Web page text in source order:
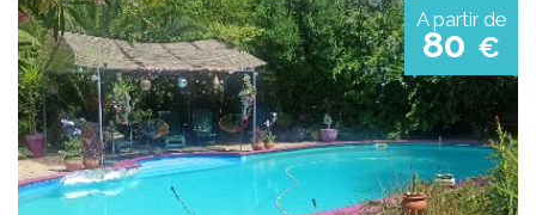
A partir de
80 €